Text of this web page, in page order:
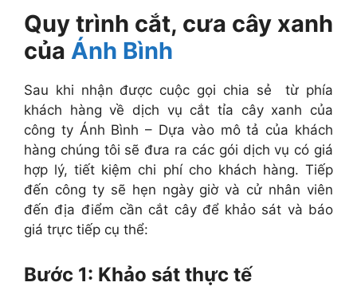
Quy trình cắt, cưa cây xanh
của Ánh Bình
Sau khi nhận được cuộc gọi chia sẻ từ phía
khách hàng về dịch vụ cắt tỉa cây xanh của
công ty Ánh Bình – Dựa vào mô tả của khách
hàng chúng tôi sẽ đưa ra các gói dịch vụ có giá
hợp lý, tiết kiệm chi phí cho khách hàng. Tiếp
đến công ty sẽ hẹn ngày giờ và cử nhân viên
đến địa điểm cần cắt cây để khảo sát và báo
giá trực tiếp cụ thể:
Bước 1: Khảo sát thực tế